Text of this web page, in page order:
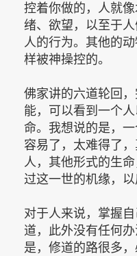
控着你做的，人就
绪、欲望，以至于
人的行为。其他的
样被神操控的。
佛家讲的六道轮回
能，可以看到一个
命。我想说的是，
容易了，太难得了
人，其他形式的生
过这一世的机缘，以
对于人来说，掌握
道，此外没有任何
是，修道的路很多